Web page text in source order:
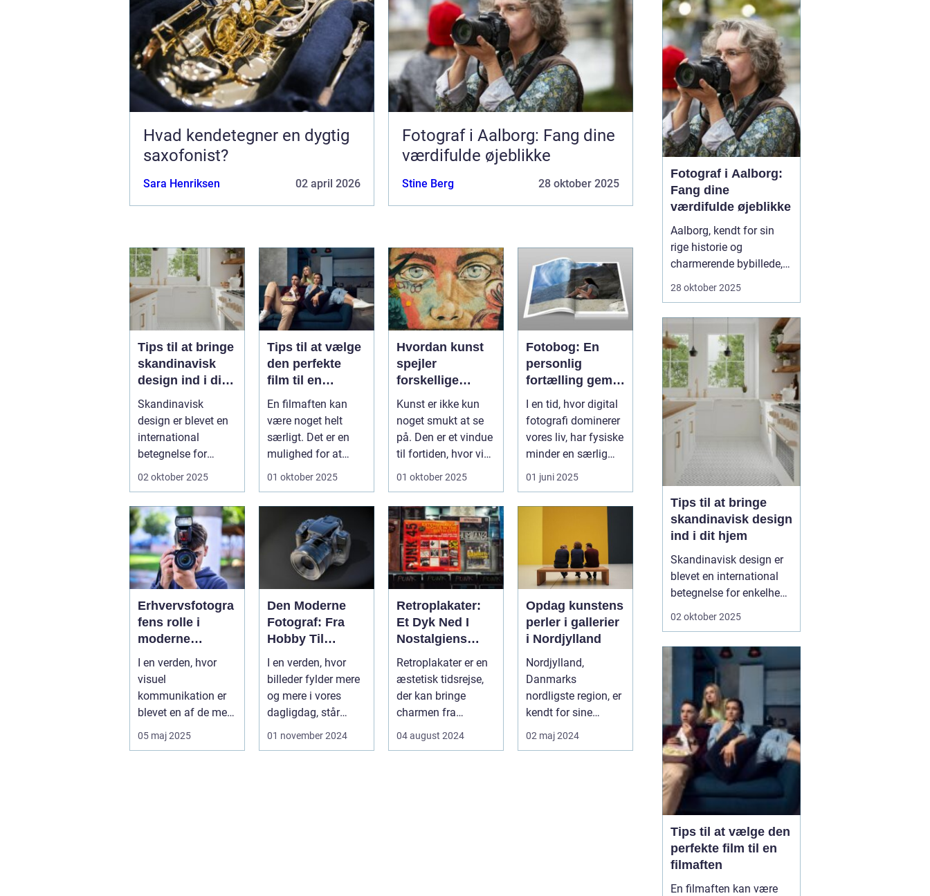
Hvad kendetegner en dygtig
saxofonist?
Sara Henriksen 02 april 2026
Fotograf i Aalborg: Fang dine
værdifulde øjeblikke
Stine Berg 28 oktober 2025
Tips til at bringe
skandinavisk
design ind i dit
hjem
Skandinavisk
design er blevet en
international
betegnelse for
enkelhed,
tidl&oslas...
02 oktober 2025
Tips til at vælge
den perfekte
film til en
filmaften
En filmaften kan
være noget helt
særligt. Det er en
mulighed for at
koble af, hygge med
01 oktober 2025
Hvordan kunst
spejler
forskellige
historiske
Kunst er ikke kun
noget smukt at se
på. Den er et vindue
til fortiden, hvor vi
kan få in...
01 oktober 2025
Fotobog: En
personlig
fortælling gemt i
billeder
I en tid, hvor digital
fotografi dominerer
vores liv, har fysiske
minder en særlig
betydning. ...
01 juni 2025
Erhvervsfotogra
fens rolle i
moderne
virksomheder
I en verden, hvor
visuel
kommunikation er
blevet en af de mest
kraftfulde måder at
engagere og...
05 maj 2025
Den Moderne
Fotograf: Fra
Hobby Til
Professionel
I en verden, hvor
billeder fylder mere
og mere i vores
dagligdag, står
fotografiet som et
01 november 2024
Retroplakater:
Et Dyk Ned I
Nostalgiens
Verden
Retroplakater er en
æstetisk tidsrejse,
der kan bringe
charmen fra
04 august 2024
Opdag kunstens
perler i gallerier
i Nordjylland
Nordjylland,
Danmarks
nordligste region, er
kendt for sine
betagende
landskaber og rige
02 maj 2024
mellem den varme lyd
fra klarinetten og den
direkt...
Fotograf i Aalborg:
Fang dine
værdifulde øjeblikke
Aalborg, kendt for sin
rige historie og
charmerende bybillede,
er også hjemsted for en
Fotograf
Aalborg
, vil man opdage
et væld af mulig...
28 oktober 2025
Tips til at bringe
skandinavisk design
ind i dit hjem
Skandinavisk design er
blevet en international
betegnelse for enkelhed,
funktionalitet og tidløs
minimalistisk og varm,
hvor det praktiske møder
det smukke. Mange
forbinder s...
02 oktober 2025
Tips til at vælge den
perfekte film til en
filmaften
En filmaften kan være